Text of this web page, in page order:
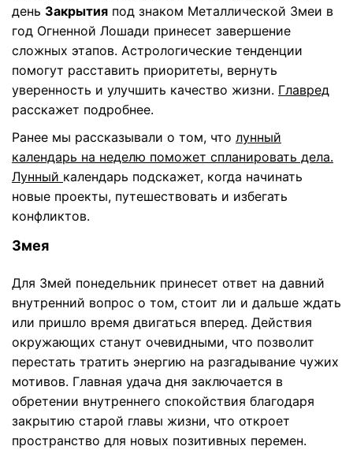
день Закрытия под знаком Металлической Змеи в
год Огненной Лошади принесет завершение
сложных этапов. Астрологические тенденции
помогут расставить приоритеты, вернуть
уверенность и улучшить качество жизни. Главред
расскажет подробнее.
Ранее мы рассказывали о том, что лунный
календарь на неделю поможет спланировать дела.
Лунный календарь подскажет, когда начинать
новые проекты, путешествовать и избегать
конфликтов.
Змея
Для Змей понедельник принесет ответ на давний
внутренний вопрос о том, стоит ли и дальше ждать
или пришло время двигаться вперед. Действия
окружающих станут очевидными, что позволит
перестать тратить энергию на разгадывание чужих
мотивов. Главная удача дня заключается в
обретении внутреннего спокойствия благодаря
закрытию старой главы жизни, что откроет
пространство для новых позитивных перемен.